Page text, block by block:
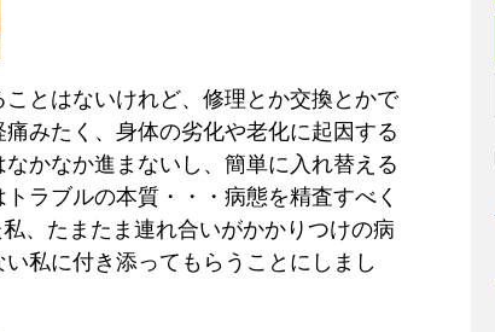
とはないけれど、修理とか交換とかで
みたく、身体の劣化や老化に起因する
かなか進まないし、簡単に入れ替える
ラブルの本質・・・病態を精査すべく
、たまたま連れ合いがかかりつけの病
私に付き添ってもらうことにしまし